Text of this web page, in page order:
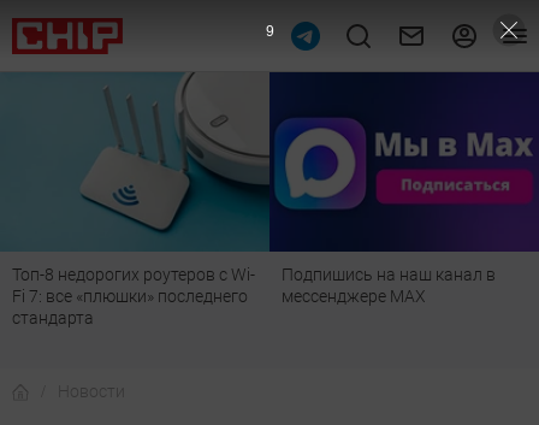
Топ-8 недорогих роутеров с Wi-
Fi 7: все «плюшки» последнего
стандарта
Подпишись на наш канал в
мессенджере МАХ
Новости
8